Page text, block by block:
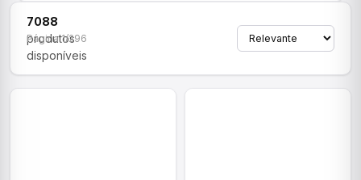
7088
produtos
disponíveis
Página 1/296